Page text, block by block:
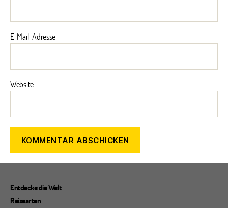
E-Mail-Adresse
Website
Entdecke die Welt
Reisearten